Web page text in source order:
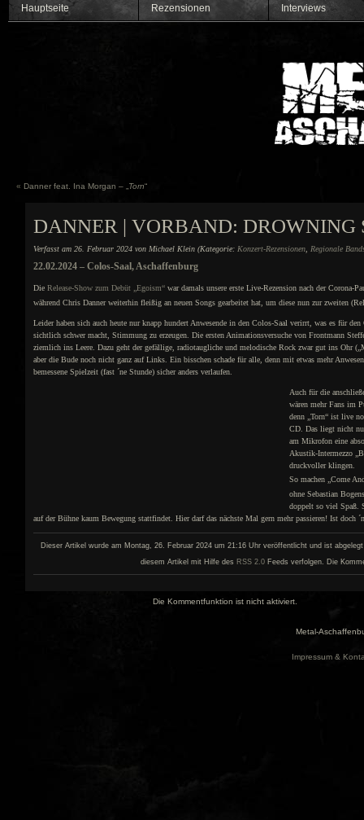
Hauptseite Rezensionen Interviews
« Danner feat. Ina Morgan – „ Torn“
DANNER | VORBAND: DROWNING
Verfasst am 26. Februar 2024 von Michael Klein (Kategorie: Konzert-Rezensionen Regionale
22.02.2024 – Colos-Saal, Aschaffenburg
Die Release-Show zum Debüt „Egoism“ war damals unsere erste Live-Rezension nach der Corona-
während Chris Danner weiterhin fleißig an neuen Songs gearbeitet hat, um diese nun zur zweiten
Leider haben sich auch heute nur knapp hundert Anwesende in den Colos-Saal verirrt, was es für den
sichtlich schwer macht, Stimmung zu erzeugen. Die ersten Animationsversuche von Frontmann
ziemlich ins Leere. Dazu geht der gefällige, radiotaugliche und melodische Rock zwar gut ins Ohr
aber die Bude noch nicht ganz auf Links. Ein bisschen schade für alle, denn mit etwas mehr
bemessene Spielzeit (fast ´ne Stunde) sicher anders verlaufen.
Auch für die
wären mehr Fans im
denn „Torn“ ist live
CD. Das liegt nicht
am Mikrofon eine
Akustik-Intermezzo
druckvoller klingen.
So machen „Come
ohne Sebastian
doppelt so viel Spaß.
auf der Bühne kaum Bewegung stattfindet. Hier darf das nächste Mal gern mehr passieren! Ist doch
Dieser Artikel wurde am Montag, 26. Februar 2024 um 21:16 Uhr veröffentlicht und ist
diesem Artikel mit Hilfe des RSS 2.0Feeds verfolgen. Die
Die Kommentfunktion ist nicht aktiviert.
Metal-
Impressum &